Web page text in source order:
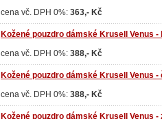
cena vč. DPH 0%: 363,- Kč
Kožené pouzdro dámské Krusell Venus -
cena vč. DPH 0%: 388,- Kč
Kožené pouzdro dámské Krusell Venus -
cena vč. DPH 0%: 388,- Kč
Kožené pouzdro dámské Krusell Venus -